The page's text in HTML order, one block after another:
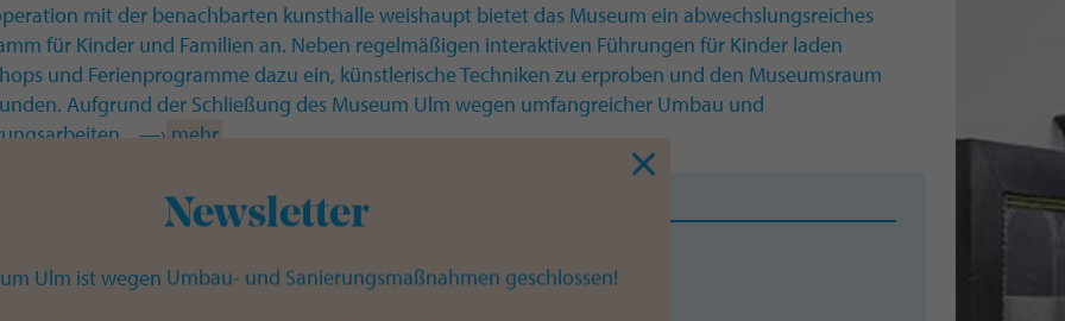
mit der benachbarten kunsthalle weishaupt bietet das Museum ein abwechslungsreiches
für Kinder und Familien an. Neben regelmäßigen interaktiven Führungen für Kinder laden
und Ferienprogramme dazu ein, künstlerische Techniken zu erproben und den Museumsraum
Aufgrund der Schließung des Museum Ulm wegen umfangreicher Umbau und
—› mehr
Menschen
Newsletter
Ulm ist wegen Umbau- und Sanierungsmaßnahmen geschlossen!